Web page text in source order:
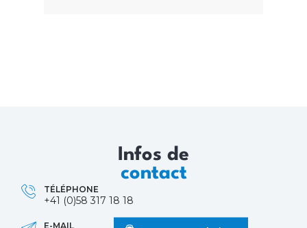
Infos de
contact
TÉLÉPHONE
+41 (0)58 317 18 18
E-MAIL